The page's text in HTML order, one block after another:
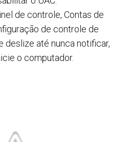
de controle, Contas de
de controle de
deslize até nunca notificar,
o computador.